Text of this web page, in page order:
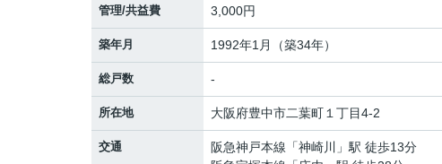
管理/共益費 3,000円
築年月 1992年1月（築34年）
総戸数 -
所在地 大阪府豊中市二葉町 １丁目4-2
交通 阪急神戸本線 「神崎川
」駅 徒歩13分